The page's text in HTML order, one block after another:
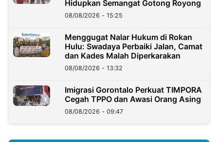
Hidupkan Semangat Gotong Royong
08/08/2026 - 15:25
Menggugat Nalar Hukum di Rokan
Hulu: Swadaya Perbaiki Jalan, Camat
dan Kades Malah Diperkarakan
08/08/2026 - 13:32
Imigrasi Gorontalo Perkuat TIMPORA
Cegah TPPO dan Awasi Orang Asing
08/08/2026 - 09:47